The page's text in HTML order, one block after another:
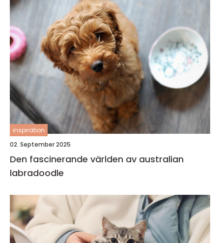
inspiration
02. September 2025
Den fascinerande världen av australian
labradoodle